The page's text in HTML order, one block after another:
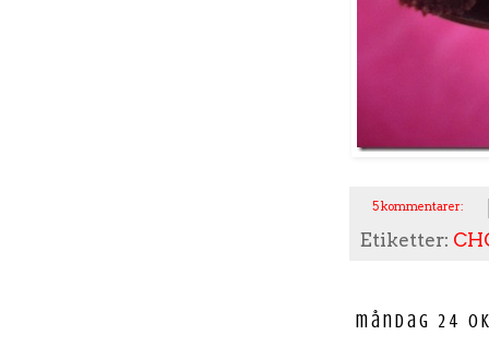
5 kommentarer:
Etiketter:
måndag 24